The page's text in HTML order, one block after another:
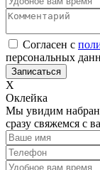
Согласен с
персональных
Х
Оклейка
Мы увидим
сразу свяжемся с